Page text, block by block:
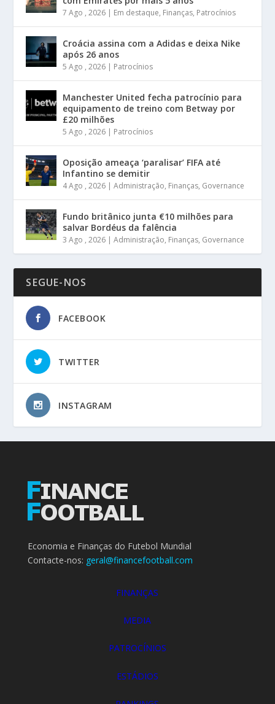
7 Ago , 2026 | Em destaque, Finanças, Patrocínios
Croácia assina com a Adidas e deixa Nike
após 26 anos
5 Ago , 2026 | Patrocínios
Manchester United fecha patrocínio para
equipamento de treino com Betway por
£20 milhões
5 Ago , 2026 | Patrocínios
Oposição ameaça ‘paralisar’ FIFA até
Infantino se demitir
4 Ago , 2026 |Administração, Finanças, Governance
Fundo britânico junta €10 milhões para
salvar Bordéus da falência
3 Ago , 2026 |Administração, Finanças, Governance
SEGUE-NOS
FACEBOOK
TWITTER
INSTAGRAM
Economia e Finanças do Futebol Mundial
Contacte-nos: geral@financefootball.com
FINANÇAS
MEDIA
PATROCÍNIOS
ESTÁDIOS